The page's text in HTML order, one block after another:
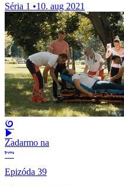
Séria 1 •10. aug 2021
Zadarmo na
Epizóda 39